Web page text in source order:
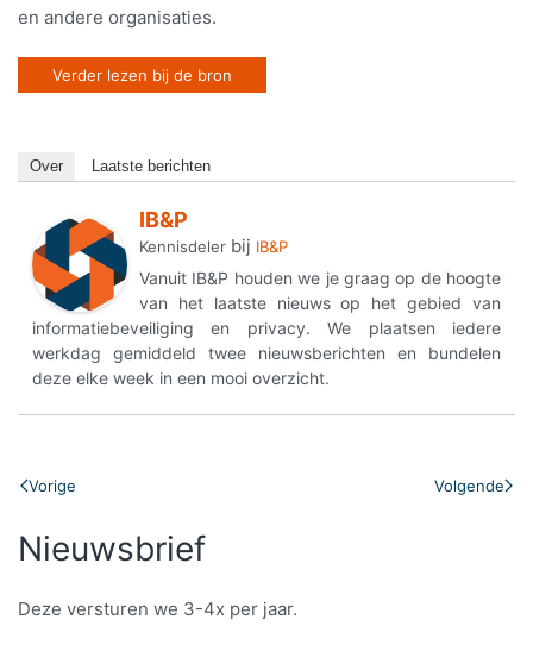
en andere organisaties.
Verder lezen bij de bron
Over Laatste berichten
IB&P
Kennisdeler bij IB&P
Vanuit IB&P houden we je graag op de hoogte
van het laatste nieuws op het gebied van
informatiebeveiliging en privacy. We plaatsen iedere
werkdag gemiddeld twee nieuwsberichten en bundelen
deze elke week in een mooi overzicht.
Vorige Volgende
Nieuwsbrief
Deze versturen we 3-4x per jaar.